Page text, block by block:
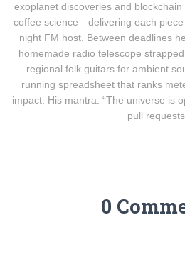
exoplanet discoveries and
coffee science—delivering each
night FM host. Between deadlines
homemade radio telescope
regional folk guitars for ambient
running spreadsheet that ranks
impact. His mantra: “The universe is
pull
0